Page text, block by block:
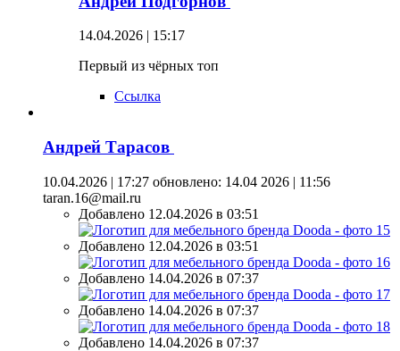
14.04.2026 | 15:17
Первый из чёрных топ
Ссылка
Андрей Тарасов
10.04.2026 | 17:27 обновлено: 14.04 2026 | 11:56
taran.16@mail.ru
Добавлено 12.04.2026 в 03:51
Добавлено 12.04.2026 в 03:51
Добавлено 14.04.2026 в 07:37
Добавлено 14.04.2026 в 07:37
Добавлено 14.04.2026 в 07:37